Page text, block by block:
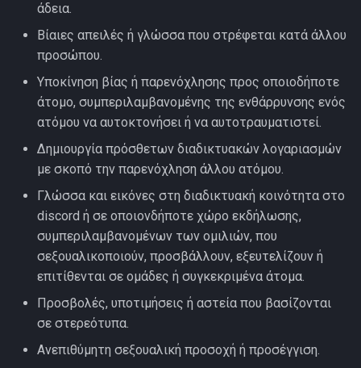
άδεια.
Βίαιες απειλές ή γλώσσα που στρέφεται κατά άλλου
προσώπου.
Υποκίνηση βίας ή παρενόχλησης προς οποιοδήποτε
άτομο, συμπεριλαμβανομένης της ενθάρρυνσης ενός
ατόμου να αυτοκτονήσει ή να αυτοτραυματιστεί.
Δημιουργία πρόσθετων διαδικτυακών λογαριασμών
με σκοπό την παρενόχληση άλλου ατόμου.
Γλώσσα και εικόνες στη διαδικτυακή κοινότητα στο
discord ή σε οποιονδήποτε χώρο εκδήλωσης,
συμπεριλαμβανομένων των ομιλιών, που
σεξουαλικοποιούν, προσβάλλουν, εξευτελίζουν ή
επιτίθενται σε ομάδες ή συγκεκριμένα άτομα.
Προσβολές, υποτιμήσεις ή αστεία που βασίζονται
σε στερεότυπα.
Ανεπιθύμητη σεξουαλική προσοχή ή προσέγγιση.